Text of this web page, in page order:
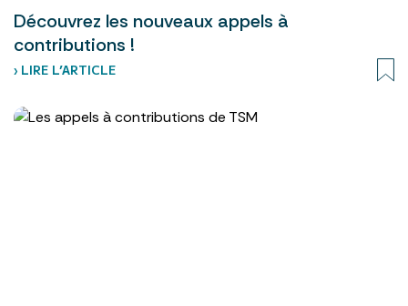
Découvrez les nouveaux appels à
contributions !
› LIRE L’ARTICLE